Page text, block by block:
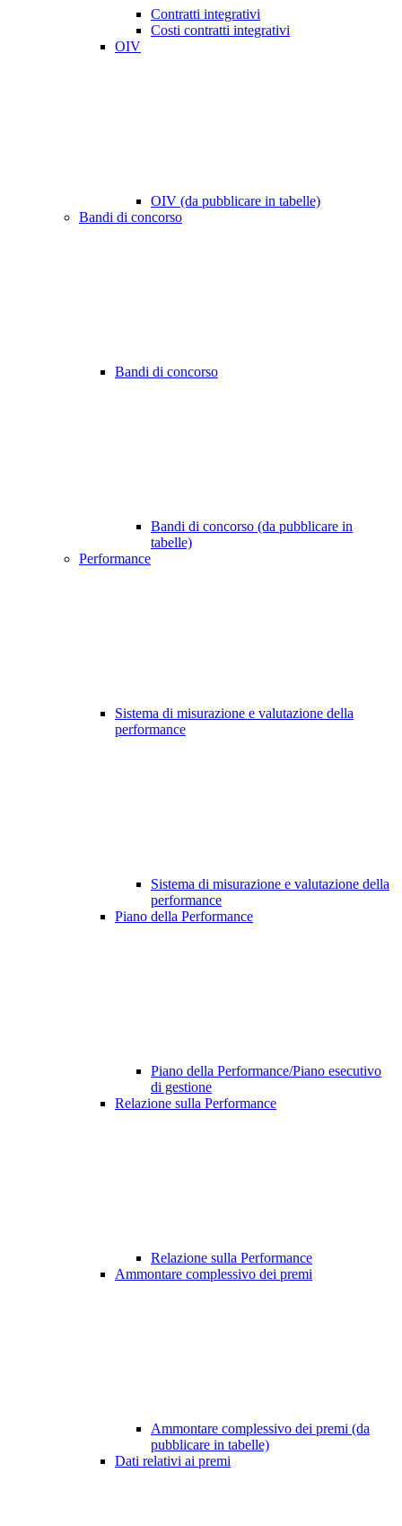
Contratti integrativi
Costi contratti integrativi
OIV
OIV (da pubblicare in tabelle)
Bandi di concorso
Bandi di concorso
Bandi di concorso (da pubblicare in
tabelle)
Performance
Sistema di misurazione e valutazione della
performance
Sistema di misurazione e valutazione della
performance
Piano della Performance
Piano della Performance/Piano esecutivo
di gestione
Relazione sulla Performance
Relazione sulla Performance
Ammontare complessivo dei premi
Ammontare complessivo dei premi (da
pubblicare in tabelle)
Dati relativi ai premi